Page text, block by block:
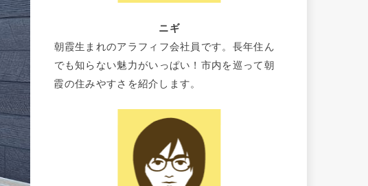
ニギ
朝霞生まれのアラフィフ会社員です。長年住ん
でも知らない魅力がいっぱい！市内を巡って朝
霞の住みやすさを紹介します。